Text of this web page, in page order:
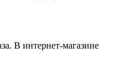
В интернет-магазине